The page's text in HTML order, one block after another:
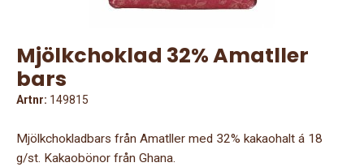
Mjölkchoklad 32% Amatller
bars
Artnr: 149815
Mjölkchokladbars från Amatller med 32% kakaohalt á 18
g/st. Kakaobönor från Ghana.